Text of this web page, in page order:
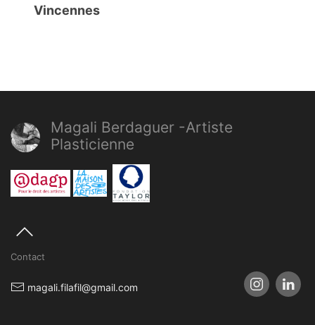
Vincennes
Magali Berdaguer -Artiste
Plasticienne
Contact
magali.filafil@gmail.com